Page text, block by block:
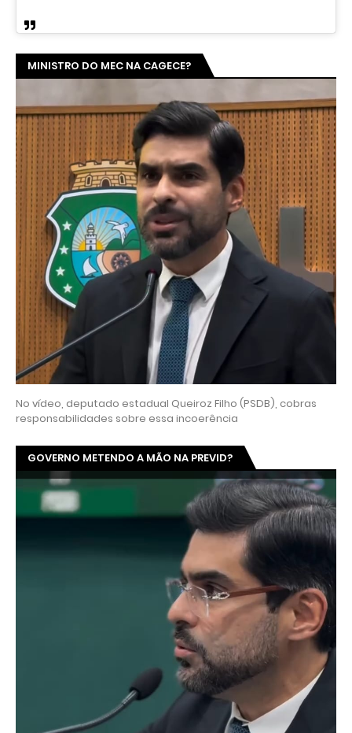
MINISTRO DO MEC NA CAGECE?
No vídeo, deputado estadual Queiroz Filho (PSDB), cobras
responsabilidades sobre essa incoerência
GOVERNO METENDO A MÃO NA PREVID?